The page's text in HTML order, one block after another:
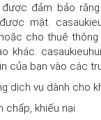
đảm bảo
mật.
cho thuê
khác.
của bạn vào các
dịch vụ dành cho
chấp, khiếu nại